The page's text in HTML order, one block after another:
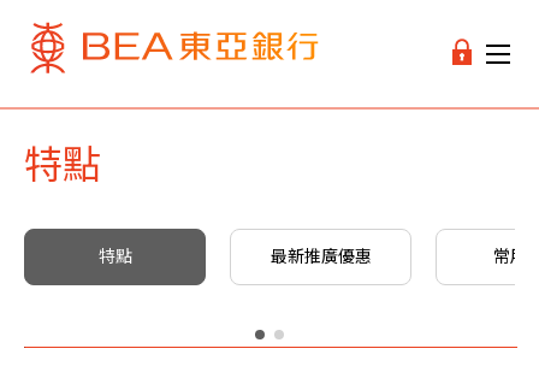
特點
特點 最新推廣優惠 常用